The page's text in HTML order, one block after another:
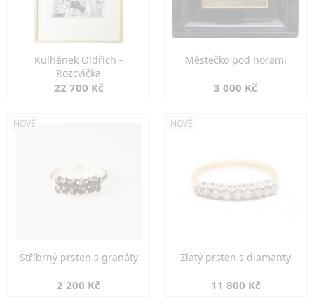
Kulhánek Oldřich -
Rozcvička
22 700 Kč
Městečko pod horami
3 000 Kč
NOVÉ
Stříbrný prsten s granáty
2 200 Kč
NOVÉ
Zlatý prsten s diamanty
11 800 Kč